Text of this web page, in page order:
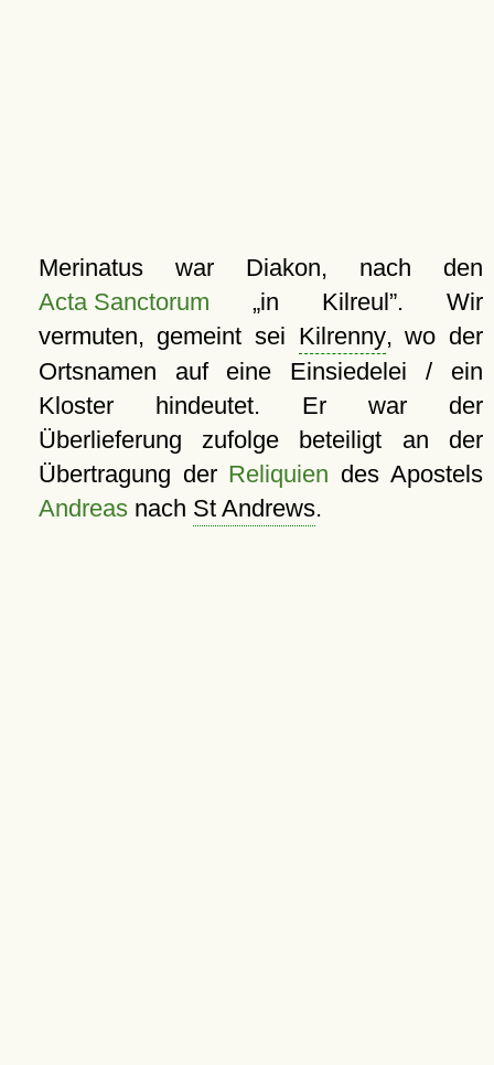
Merinatus war Diakon, nach den
Acta Sanctorum
in Kilreul . Wir
vermuten, gemeint sei Kilrenny, wo der
Ortsnamen auf eine Einsiedelei / ein
Kloster hindeutet. Er war der
Überlieferung zufolge beteiligt an der
Übertragung der Reliquien des Apostels
Andreasnach St Andrews.